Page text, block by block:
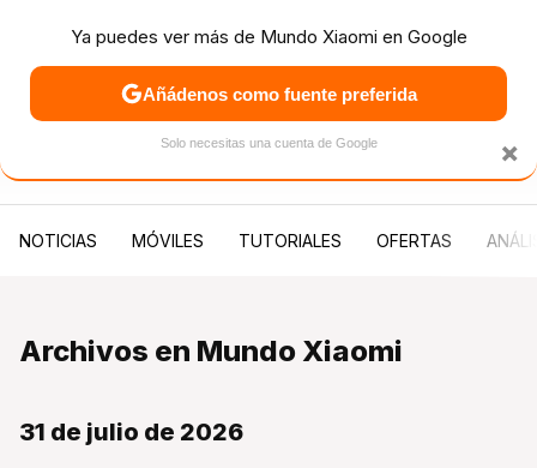
NOTICIAS MÓVILES TUTORIALES OFERTAS
Archivos en Mundo Xiaomi
31 de julio de 2026
×
Ya puedes ver más de Mundo Xiaomi en Google
Añádenos como fuente preferida
Solo necesitas una cuenta de Google